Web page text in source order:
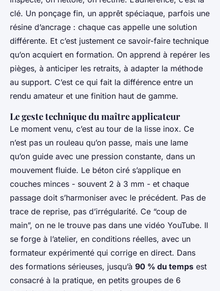
clé. Un ponçage fin, un apprêt spéciaque, parfois une
résine d’ancrage : chaque cas appelle une solution
différente. Et c’est justement ce savoir-faire technique
qu’on acquiert en formation. On apprend à repérer les
pièges, à anticiper les retraits, à adapter la méthode
au support. C’est ce qui fait la différence entre un
rendu amateur et une finition haut de gamme.
Le geste technique du maître applicateur
Le moment venu, c’est au tour de la lisse inox. Ce
n’est pas un rouleau qu’on passe, mais une lame
qu’on guide avec une pression constante, dans un
mouvement fluide. Le béton ciré s’applique en
couches minces - souvent 2 à 3 mm - et chaque
passage doit s’harmoniser avec le précédent. Pas de
trace de reprise, pas d’irrégularité. Ce “coup de
main”, on ne le trouve pas dans une vidéo YouTube. Il
se forge à l’atelier, en conditions réelles, avec un
formateur expérimenté qui corrige en direct. Dans
des formations sérieuses, jusqu’à 90 % du temps est
consacré à la pratique, en petits groupes de 6